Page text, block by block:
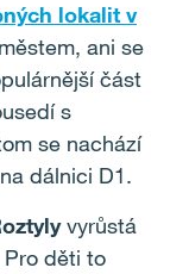
lokalit v
ani se
část
s
se nachází
dálnici D1.
vyrůstá
Pro děti to